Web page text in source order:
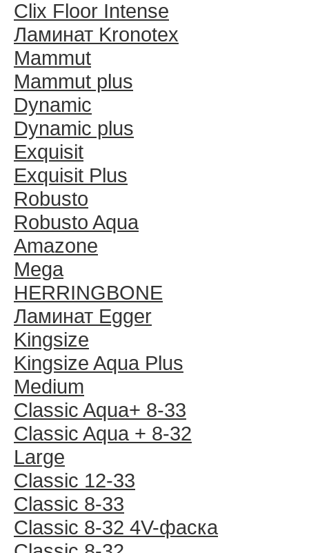
Clix Floor Intense
Ламинат Kronotex
Mammut
Mammut plus
Dynamic
Dynamic plus
Exquisit
Exquisit Plus
Robusto
Robusto Aqua
Amazone
Mega
HERRINGBONE
Ламинат Egger
Kingsize
Kingsize Aqua Plus
Medium
Classic Aqua+ 8-33
Classic Aqua + 8-32
Large
Classic 12-33
Classic 8-33
Classic 8-32 4V-фаска